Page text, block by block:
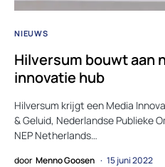
NIEUWS
Hilversum bouwt aan
innovatie hub
Hilversum krijgt een Media
& Geluid, Nederlandse Publieke
NEP Netherlands…
door Menno Goosen 15 juni 2022